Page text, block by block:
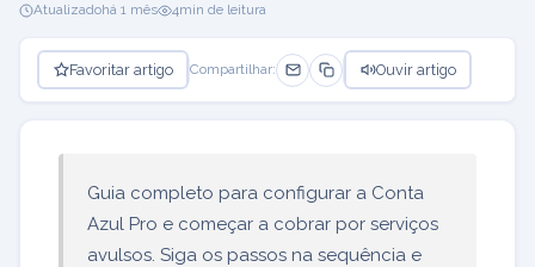
Atualizadohá 1 mês 4min de leitura
Favoritar artigo Compartilhar: Ouvir artigo
Guia completo para configurar a Conta
Azul Pro e começar a cobrar por serviços
avulsos. Siga os passos na sequência e